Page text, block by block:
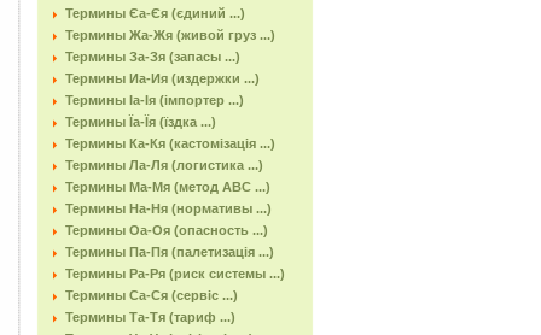
Термины Єа-Єя (єдиний ...)
Термины Жа-Жя (живой груз ...)
Термины За-Зя (запасы ...)
Термины Иа-Ия (издержки ...)
Термины Іа-Ія (імпортер ...)
Термины Їа-Їя (їздка ...)
Термины Ка-Кя (кастомізація ...)
Термины Ла-Ля (логистика ...)
Термины Ма-Мя (метод АВС ...)
Термины На-Ня (нормативы ...)
Термины Оа-Оя (опасность ...)
Термины Па-Пя (палетизація ...)
Термины Ра-Ря (риск системы ...)
Термины Са-Ся (сервіс ...)
Термины Та-Тя (тариф ...)